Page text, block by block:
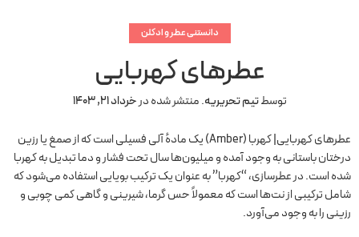
دانستنی عطر و ادکلن
عطرهای کهربایی
توسطتیم تحریریه.منتشر شده درخرداد 21, 1403
عطرهای کهربایی| کهربا (Amber) یک مادهٔ آلی فسیلی است که از صمغ یا رزین
درختان باستانی به وجود آمده و میلیون‌ها سال تحت فشار و دما تبدیل به کهربا
شده است. در عطرسازی، “کهربا” به عنوان یک ترکیب بویایی استفاده می‌شود که
شامل ترکیبی از نت‌ها است که معمولاً حس گرما، شیرینی و گاهی کمی چوبی و
رزینی را به وجود می‌آورد.